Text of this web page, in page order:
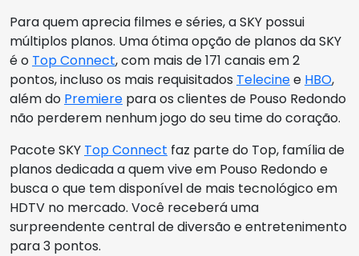
Para quem aprecia filmes e séries, a SKY possui
múltiplos planos. Uma ótima opção de planos da SKY
é o Top Connect, com mais de 171 canais em 2
pontos, incluso os mais requisitados Telecinee HBO,
além do Premiere para os clientes de Pouso Redondo
não perderem nenhum jogo do seu time do coração.
Pacote SKY Top Connect faz parte do Top, família de
planos dedicada a quem vive em Pouso Redondo e
busca o que tem disponível de mais tecnológico em
HDTV no mercado. Você receberá uma
surpreendente central de diversão e entretenimento
para 3 pontos.